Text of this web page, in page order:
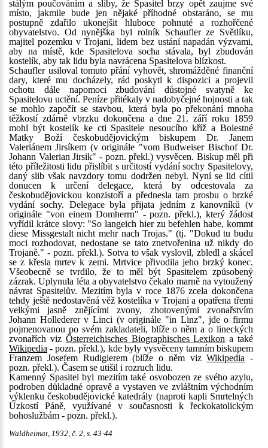
stálým poučováním a sliby, že Spasitel brzy opět zaujme své
místo, jakmile bude jen nějaké příhodné obstaráno, se mu
postupně zdařilo ukonejšit hluboce pohnuté a rozhořčené
obyvatelstvo. Od nynějška byl rolník Schaufler ze Světlíku,
majitel pozemku v Trojani, lidem bez ustání napadán výzvami,
aby na místě, kde Spasitelova socha stávala, byl zbudován
kostelík, aby tak lidu byla navrácena Spasitelova blízkost.
Schaufler usiloval tomuto přání vyhovět, shromážděné finanční
dary, které mu docházely, rád poskytl k dispozici a projevil
ochotu dále napomoci zbudování důstojné svatyně ke
Spasitelovu uctění. Peníze přitékaly v nadobyčejné hojnosti a tak
se mohlo započít se stavbou, která byla po překonání mnoha
těžkostí zdárně vbrzku dokončena a dne 21. září roku 1859
mohl být kostelík ke cti Spasitele nesoucího kříž a Bolestné
Matky Boží českobudějovickým biskupem Dr. Janem
Valeriánem Jirsíkem (v originále "vom Budweiser Bischof Dr.
Johann Valerian Jirsik" - pozn. překl.) vysvěcen. Biskup měl při
této příležitosti lidu přislíbit s určitostí vydání sochy Spasitelovy,
daný slib však navzdory tomu dodržen nebyl. Nyní se lid cítil
donucen k určení delegace, která by odcestovala za
českobudějovickou konzistoří a přednesla tam prosbu o brzké
vydání sochy. Delegace byla přijata jedním z kanovníků (v
originále "von einem Domherrn" - pozn. překl.), který žádost
vyřídil krátce slovy: "So langeich hier zu befehlen habe, kommt
diese Missgestalt nicht mehr nach Trojas." (tj. "Dokud tu budu
moci rozhodovat, nedostane se tato znetvořenina už nikdy do
Trojaně." - pozn. překl.). Sotva to však vyslovil, zbledl a skácel
se z křesla mrtev k zemi. Mrtvice přivodila jeho brzký konec.
Všeobecně se tvrdilo, že to měl být Spasitelem způsobený
zázrak. Uplynula léta a obyvatelstvo čekalo marně na vytoužený
návrat Spasitelův. Mezitím byla v roce 1876 zcela dokončena
tehdy ještě nedostavěná věž kostelíka v Trojani a opatřena třemi
velkými jasně znějícími zvony, zhotovenými zvonařstvím
Johann Hollederer v Linci (v originále "in Linz", jde o firmu
pojmenovanou po svém zakladateli, blíže o něm a o lineckých
zvonařích viz Österreichisches Biographisches Lexikon a také
Wikipedia - pozn. překl.), kde byly vysvěceny tamním biskupem
Franzem Josefem Rudigierem (blíže o něm vizWikipedia -
pozn. překl.). Časem se utišil i rozruch lidu.
Kamenný Spasitel byl mezitím také osvobozen ze svého azylu,
podroben důkladné opravě a vystaven ve zvláštním východním
výklenku českobudějovické katedrály (naproti kapli Smrtelných
Úzkostí Páně, využívané v současnosti k řeckokatolickým
bohoslužbám - pozn. překl.).
Waldheimat, 1932, č. 2, s. 43-44